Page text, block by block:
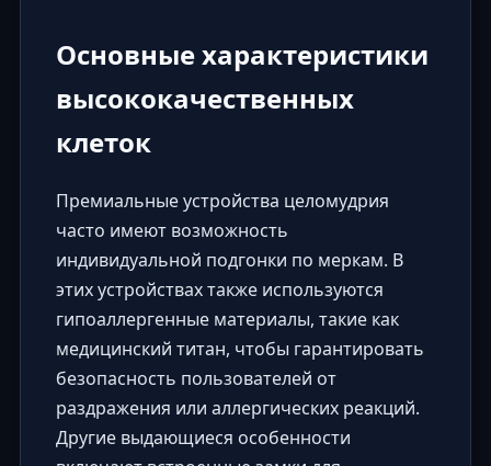
Основные характеристики
высококачественных
клеток
Премиальные устройства целомудрия
часто имеют возможность
индивидуальной подгонки по меркам. В
этих устройствах также используются
гипоаллергенные материалы, такие как
медицинский титан, чтобы гарантировать
безопасность пользователей от
раздражения или аллергических реакций.
Другие выдающиеся особенности